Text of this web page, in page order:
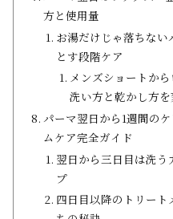
方と使用量
お湯だけじゃ落ちな
とす段階ケア
メンズショートか
洗い方と乾かし方を
パーマ翌日から1週間の
ムケア完全ガイド
翌日から三日目は洗
プ
四日目以降のトリー